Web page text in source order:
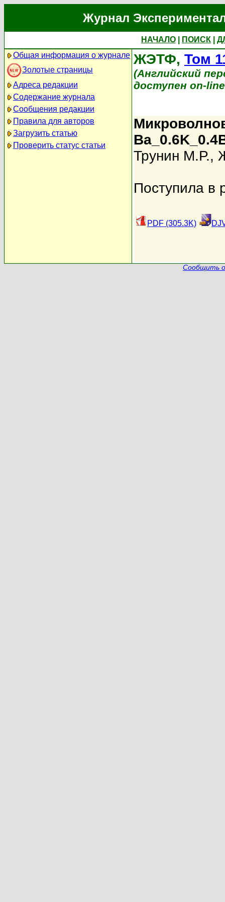
Журнал
НАЧАЛО ПОИСК
Общая информация о журнале
Золотые страницы
Адреса редакции
Содержание журнала
Сообщения редакции
Правила для авторов
Загрузить статью
Проверить статус статьи
ЖЭТФ, Том
(Английский
доступен on-
Трунин М.Р.,
Поступила в
PDF (305.3K)
Сообщить о